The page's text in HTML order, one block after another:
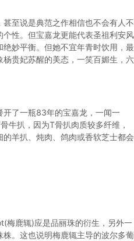
至说是典范之作相信也不会有人不
性。但宝嘉龙更能代表圣祖利安风
妙平衡。但她不宜年青时饮用，最
贵妃苏醒的美态，一笑百媚生，六
了一瓶83年的宝嘉龙，一闻一
牛扒，因为T骨扒肉质较多纤维，
羊扒、炖肉、鸽肉或香软芝士都会
梅鹿辄)应是品丽珠的衍生，另外一
。这也说明梅鹿辄主导的波尔多葡